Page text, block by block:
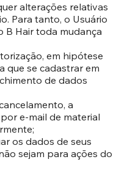
alterações relativas
Para tanto, o Usuário
B Hair toda mudança
em hipótese
que se cadastrar em
de dados
a
e-mail de material
os dados de seus
sejam para ações do